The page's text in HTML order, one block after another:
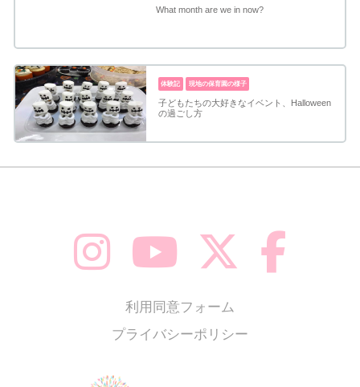
What month are we in now?
体験記 現地の保育園の様子
子どもたちの大好きなイベント、Halloween
の過ごし方
利用同意フォーム
プライバシーポリシー